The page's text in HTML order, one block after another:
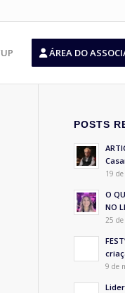
ÁREA DO
POSTS
19
O
NO
25
9 de